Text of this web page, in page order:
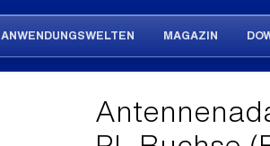
ANWENDUNGSWELTEN MAGAZIN